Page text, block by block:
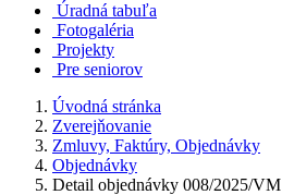
Úradná tabuľa
Fotogaléria
Projekty
Pre seniorov
Úvodná stránka
Zverejňovanie
Zmluvy, Faktúry, Objednávky
Objednávky
Detail objednávky 008/2025/VM